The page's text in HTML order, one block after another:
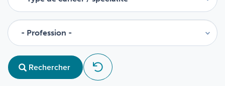
Rechercher